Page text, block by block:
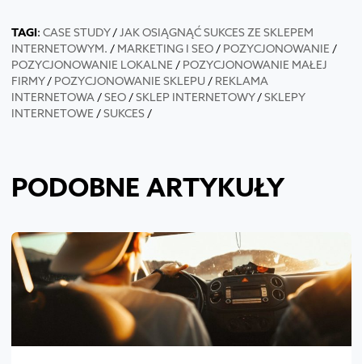
TAGI: CASE STUDY/JAK OSIĄGNĄĆ SUKCES ZE SKLEPEM
INTERNETOWYM. / MARKETING I SEO/ POZYCJONOWANIE /
POZYCJONOWANIE LOKALNE / POZYCJONOWANIE MAŁEJ
FIRMY/ POZYCJONOWANIE SKLEPU/ REKLAMA
INTERNETOWA/SEO/SKLEP INTERNETOWY/SKLEPY
INTERNETOWE /SUKCES/
PODOBNE ARTYKUŁY